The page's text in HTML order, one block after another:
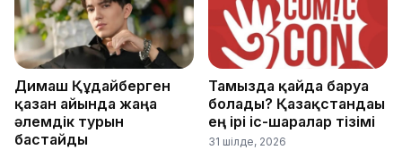
Димаш Құдайберген
қазан айында жаңа
әлемдік турын
бастайды
Тамызда қайда баруға
болады? Қазақстандағы
ең ірі іс-шаралар тізімі
31 шілде, 2026